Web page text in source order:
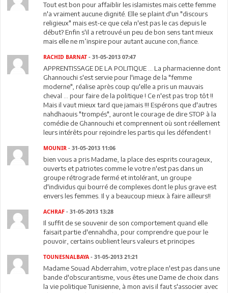
Tout est bon pour affaiblir les islamistes mais cette femme
n'a vraiment aucune dignité. Elle se plaint d'un "discours
religieux" mais est-ce que cela n'est pas le cas depuis le
début? Enfin s'il a retrouvé un peu de bon sens tant mieux
mais elle ne m’inspire pour autant aucune con,fiance.
RACHID BARNAT - 31-05-2013 07:47
APPRENTISSAGE DE LA POLITIQUE ... La pharmacienne dont
Ghannouchi s'est servie pour l'image de la "femme
moderne", réalise après coup qu'elle a pris un mauvais
cheval ... pour faire de la politique ! Ce n'est pas trop tôt !!
Mais il vaut mieux tard que jamais !!! Espérons que d'autres
nahdhaouis "trompés", auront le courage de dire STOP à la
comédie de Ghannouchi et comprennent où sont réellement
leurs intérêts pour rejoindre les partis qui les défendent !
MOUNIR - 31-05-2013 11:06
bien vous a pris Madame, la place des esprits courageux,
ouverts et patriotes comme le votre n'est pas dans un
groupe rétrograde fermé et intolérant, un groupe
d'individus qui bourré de complexes dont le plus grave est
envers les femmes. Il y a beaucoup mieux à faire ailleurs!!
ACHRAF - 31-05-2013 13:28
Il suffit de se souvenir de son comportement quand elle
faisait partie d'ennahdha, pour comprendre que pour le
pouvoir, certains oublient leurs valeurs et principes
TOUNESNALBAYA - 31-05-2013 21:21
Madame Souad Abderrahim, votre place n'est pas dans une
bande d'obscurantisme, vous êtes une Dame de choix dans
la vie politique Tunisienne, à mon avis il faut s'associer avec